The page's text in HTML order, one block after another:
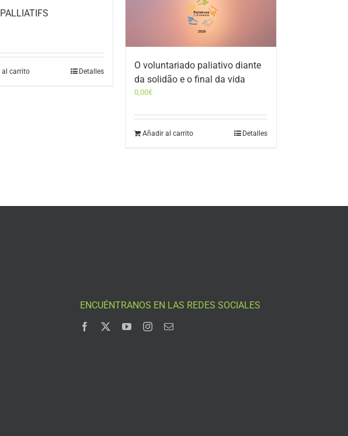
al carrito Detalles
O voluntariado paliativo diante
da solidão e o final da vida
0,00€
Añadir al carrito Detalles
ENCUÉNTRANOS EN LAS REDES SOCIALES